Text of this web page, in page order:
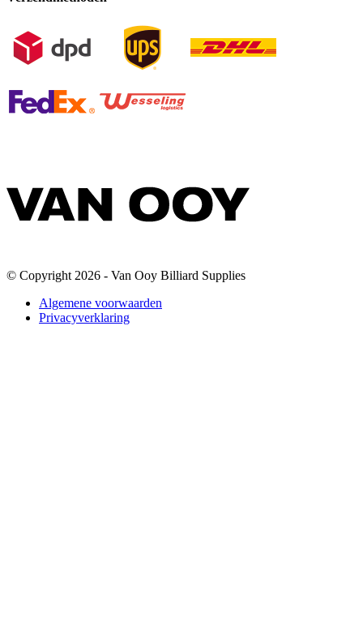
© Copyright 2026 - Van Ooy Billiard Supplies
Algemene voorwaarden
Privacyverklaring